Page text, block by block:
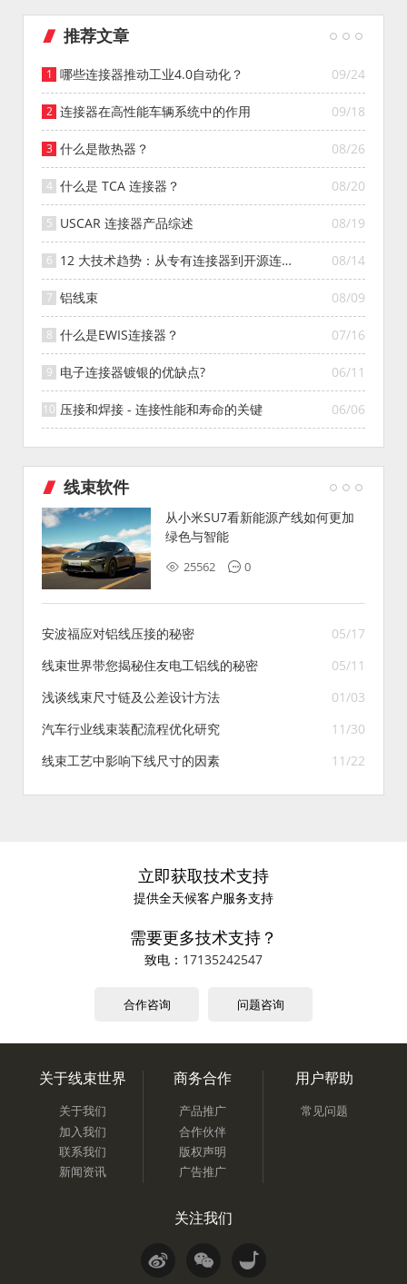
推荐文章
09/24
哪些连接器推动工业4.0自动化？
09/18
连接器在高性能车辆系统中的作用
08/26
什么是散热器？
08/20
什么是 TCA 连接器？
08/19
USCAR 连接器产品综述
08/14
12 大技术趋势：从专有连接器到开源连接
器的演变
08/09
铝线束
07/16
什么是EWIS连接器？
06/11
电子连接器镀银的优缺点?
06/06
压接和焊接 - 连接性能和寿命的关键
线束软件
从小米SU7看新能源产线如何更加
绿色与智能
25562 0
05/17
安波福应对铝线压接的秘密
05/11
线束世界带您揭秘住友电工铝线的秘密
01/03
浅谈线束尺寸链及公差设计方法
11/30
汽车行业线束装配流程优化研究
11/22
线束工艺中影响下线尺寸的因素
立即获取技术支持
提供全天候客户服务支持
需要更多技术支持？
致电： 17135242547
合作咨询 问题咨询
关于线束世界
关于我们
加入我们
联系我们
新闻资讯
商务合作
产品推广
合作伙伴
版权声明
广告推广
用户帮助
常见问题
关注我们